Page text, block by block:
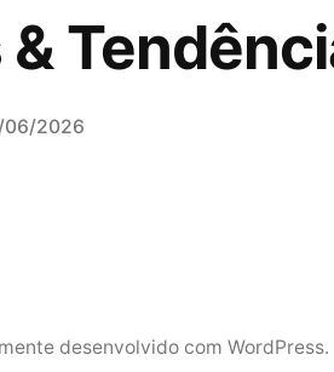
06/2026
desenvolvido com WordPress.